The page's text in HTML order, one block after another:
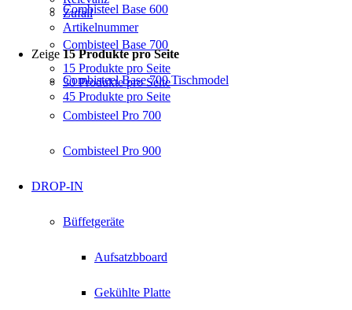
Combisteel Base 600
Combisteel Base 700
Combisteel Base 700 Tischmodel
Combisteel Pro 700
Combisteel Pro 900
DROP-IN
Büffetgeräte
Aufsatzbboard
Gekühlte Platte
Zufall
Artikelnummer
Zeige 15 Produkte pro Seite
15 Produkte pro Seite
30 Produkte pro Seite
45 Produkte pro Seite